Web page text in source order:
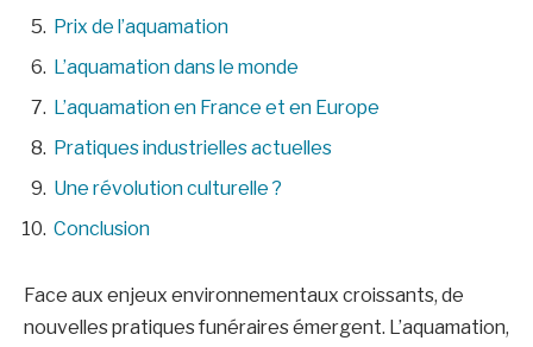
Prix de l’aquamation
L’aquamation dans le monde
L’aquamation en France et en Europe
Pratiques industrielles actuelles
Une révolution culturelle ?
Conclusion
Face aux enjeux environnementaux croissants, de
nouvelles pratiques funéraires émergent. L’aquamation,